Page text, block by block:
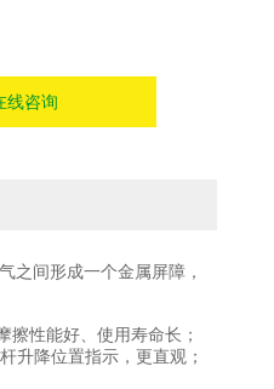
线咨询
之间形成一个金属屏障，
性能好、使用寿命长；
升降位置指示，更直观；